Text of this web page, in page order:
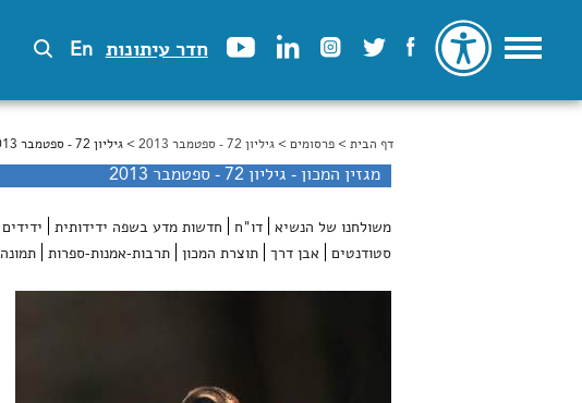
חדר עיתונות En
הינך נמצא כאן
דף הבית >פרסומים >גיליון 72 - ספטמבר 2013 > גיליון 72 - ספטמבר 2013
מגזין המכון - גיליון 72 - ספטמבר 2013
משולחנו של הנשיא דו"ח חדשות מדע בשפה ידידותית ידידים
סטודנטים
אבן דרך תוצרת המכון תרבות-אמנות-ספרות תמונה